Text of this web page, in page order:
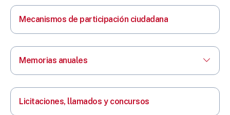
Mecanismos de participación ciudadana
Memorias anuales
Licitaciones, llamados y concursos